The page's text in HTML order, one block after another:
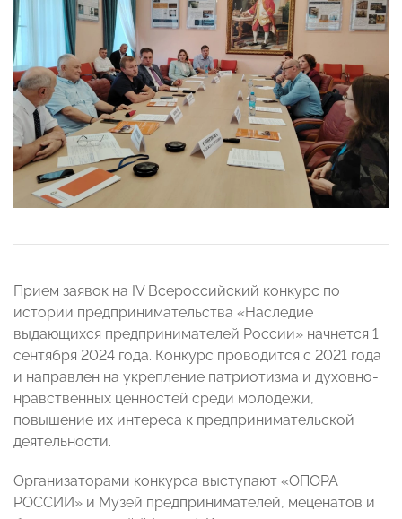
Прием заявок на IV Всероссийский конкурс по
истории предпринимательства «Наследие
выдающихся предпринимателей России» начнется 1
сентября 2024 года. Конкурс проводится с 2021 года
и направлен на укрепление патриотизма и духовно-
нравственных ценностей среди молодежи,
повышение их интереса к предпринимательской
деятельности.
Организаторами конкурса выступают «ОПОРА
РОССИИ» и Музей предпринимателей, меценатов и